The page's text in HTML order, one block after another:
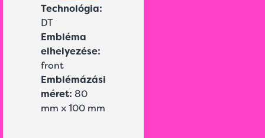
Technológia:
DT
Embléma
elhelyezése:
front
Emblémázási
méret: 80
mm x 100 mm